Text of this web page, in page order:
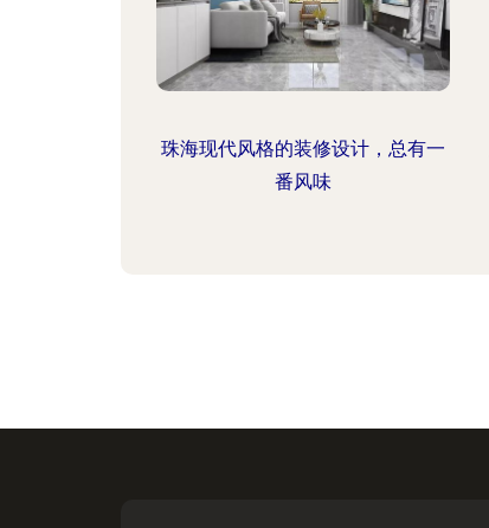
珠海现代风格的装修设计，总有一
番风味